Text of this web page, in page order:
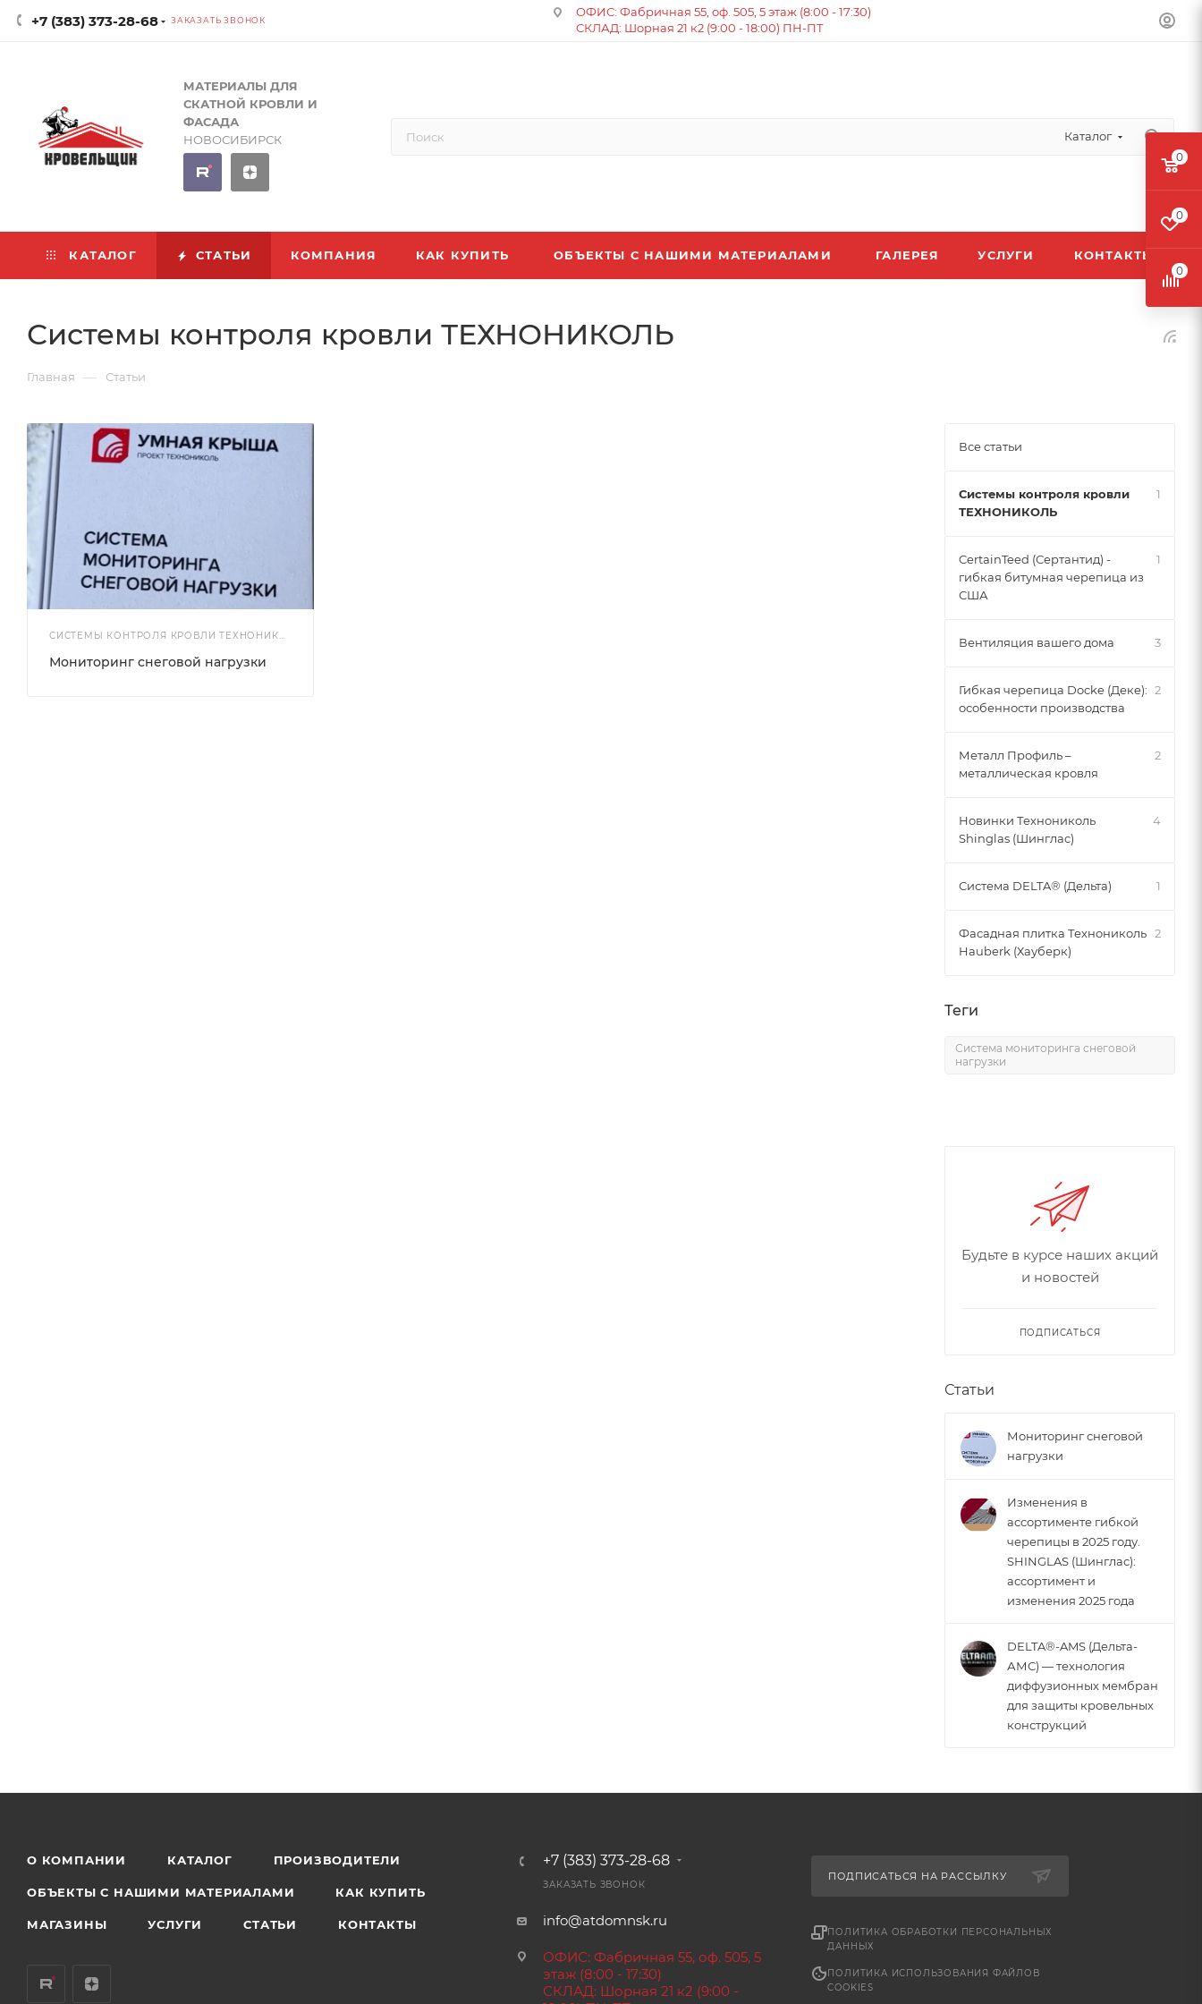
+7 (383) 373-28-68 ЗАКАЗАТЬ ЗВОНОК
ОФИС: Фабричная 55, оф. 505, 5 этаж (8:00 - 17:30)
СКЛАД: Шорная 21 к2 (9:00 - 18:00) ПН-ПТ
МАТЕРИАЛЫ ДЛЯ
СКАТНОЙ КРОВЛИ И
ФАСАДА
НОВОСИБИРСК
Каталог
КАТАЛОГ СТАТЬИ КОМПАНИЯ КАК КУПИТЬ ОБЪЕКТЫ С НАШИМИ МАТЕРИАЛАМИ ГАЛЕРЕЯ УСЛУГИ КОНТАКТЫ
Системы контроля кровли ТЕХНОНИКОЛЬ
Главная — Статьи
СИСТЕМЫ КОНТРОЛЯ КРОВЛИ ТЕХНОНИКОЛЬ
Мониторинг снеговой нагрузки
Все статьи
Системы контроля кровли
ТЕХНОНИКОЛЬ
1
CertainTeed (Сертантид) -
гибкая битумная черепица из
США
1
Вентиляция вашего дома 3
Гибкая черепица Docke (Деке):
особенности производства
2
Металл Профиль –
металлическая кровля
2
Новинки Технониколь
Shinglas (Шинглас)
4
Система DELTA® (Дельта) 1
Фасадная плитка Технониколь
Hauberk (Хауберк)
2
Теги
Система мониторинга снеговой
нагрузки
Будьте в курсе наших акций
и новостей
ПОДПИСАТЬСЯ
Статьи
Мониторинг снеговой
нагрузки
Изменения в
ассортименте гибкой
черепицы в 2025 году.
SHINGLAS (Шинглас):
ассортимент и
изменения 2025 года
DELTA®-AMS (Дельта-
АМС) — технология
диффузионных мембран
для защиты кровельных
конструкций
О КОМПАНИИ КАТАЛОГ ПРОИЗВОДИТЕЛИ
ОБЪЕКТЫ С НАШИМИ МАТЕРИАЛАМИ КАК КУПИТЬ
МАГАЗИНЫ УСЛУГИ СТАТЬИ КОНТАКТЫ
+7 (383) 373-28-68
ЗАКАЗАТЬ ЗВОНОК
info@atdomnsk.ru
ОФИС: Фабричная 55, оф. 505, 5
этаж (8:00 - 17:30)
СКЛАД: Шорная 21 к2 (9:00 -
ПОДПИСАТЬСЯ НА РАССЫЛКУ
ПОЛИТИКА ОБРАБОТКИ ПЕРСОНАЛЬНЫХ
ДАННЫХ
ПОЛИТИКА ИСПОЛЬЗОВАНИЯ ФАЙЛОВ
COOKIES
0
0
0